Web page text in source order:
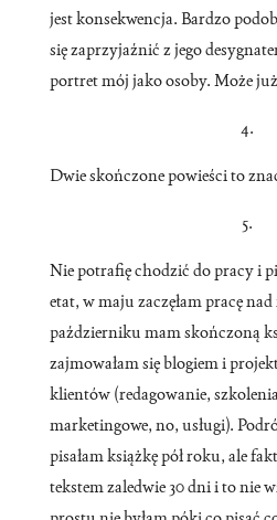
jest konsekwencja. Bardzo
się zaprzyjaźnić z jego
portret mój jako osoby. Może już
4.
Dwie skończone powieści to
5.
Nie potrafię chodzić do pracy i
etat, w maju zaczęłam pracę
październiku mam skończoną
zajmowałam się blogiem i
klientów (redagowanie,
marketingowe, no, usługi).
pisałam książkę pół roku, ale
tekstem zaledwie 30 dni i to nie